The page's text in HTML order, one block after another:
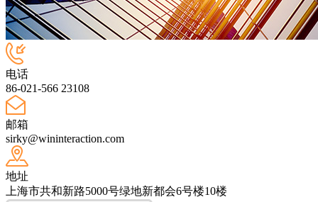
电话
86-021-566 23108
邮箱
sirky@wininteraction.com
地址
上海市共和新路5000号绿地新都会6号楼10楼